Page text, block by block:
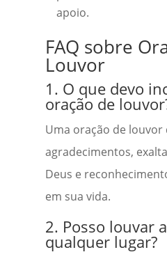
apoio.
FAQ sobre
Louvor
1. O que devo
oração de
Uma oração de louvor
agradecimentos,
Deus e
em sua vida.
2. Posso louvar
qualquer lugar?